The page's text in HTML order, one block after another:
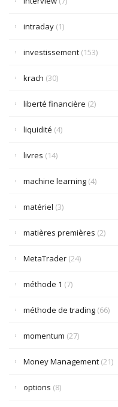
intraday (1)
investissement (153)
krach (30)
liberté financière (2)
liquidité (4)
livres (14)
machine learning (4)
matériel (3)
matières premières (2)
MetaTrader (24)
méthode 1 (7)
méthode de trading (66)
momentum (27)
Money Management (21)
options (8)